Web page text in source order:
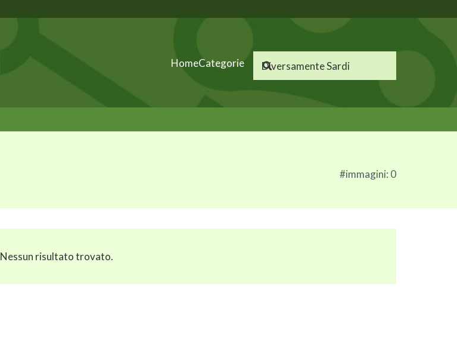
HomeCategorie
#immagini: 0
Nessun risultato trovato.